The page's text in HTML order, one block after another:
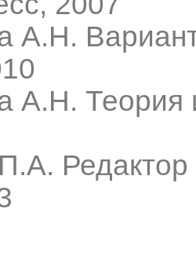
А.Н.
А.Н. Теория
Редактор